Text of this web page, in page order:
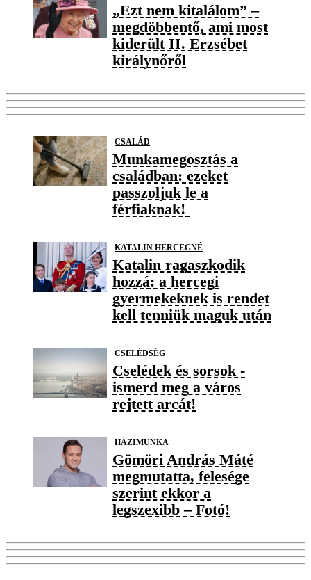
„Ezt nem kitalálom” –
megdöbbentő, ami most
kiderült II. Erzsébet
királynőről
CSALÁD
Munkamegosztás a
családban: ezeket
passzoljuk le a
férfiaknak!
KATALIN HERCEGNÉ
Katalin ragaszkodik
hozzá: a hercegi
gyermekeknek is rendet
kell tenniük maguk után
CSELÉDSÉG
Cselédek és sorsok -
ismerd meg a város
rejtett arcát!
HÁZIMUNKA
Gömöri András Máté
megmutatta, felesége
szerint ekkor a
legszexibb – Fotó!